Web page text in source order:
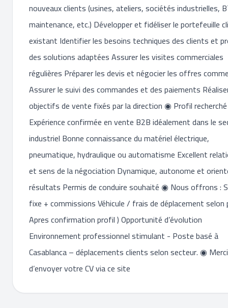
nouveaux clients (usines, ateliers, sociétés industrielles,
maintenance, etc.) Développer et fidéliser le portefeuille
existant Identifier les besoins techniques des clients et
des solutions adaptées Assurer les visites commerciales
régulières Préparer les devis et négocier les offres
Assurer le suivi des commandes et des paiements
objectifs de vente fixés par la direction ◉ Profil
Expérience confirmée en vente B2B idéalement dans le
industriel Bonne connaissance du matériel électrique,
pneumatique, hydraulique ou automatisme Excellent
et sens de la négociation Dynamique, autonome et
résultats Permis de conduire souhaité ◉ Nous offrons :
fixe + commissions Véhicule / frais de déplacement selon
Apres confirmation profil ) Opportunité d’évolution
Environnement professionnel stimulant - Poste basé à
Casablanca – déplacements clients selon secteur. ◉ Merci
d’envoyer votre CV via ce site